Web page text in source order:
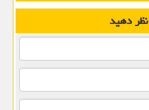
نظر دهید